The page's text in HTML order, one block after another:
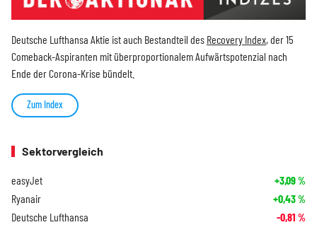
Deutsche Lufthansa Aktie ist auch Bestandteil des Recovery Index, der 15
Comeback-Aspiranten mit überproportionalem Aufwärtspotenzial nach
Ende der Corona-Krise bündelt.
Zum Index
Sektorvergleich
easyJet +3,09%
Ryanair +0,43%
Deutsche Lufthansa -0,81 %